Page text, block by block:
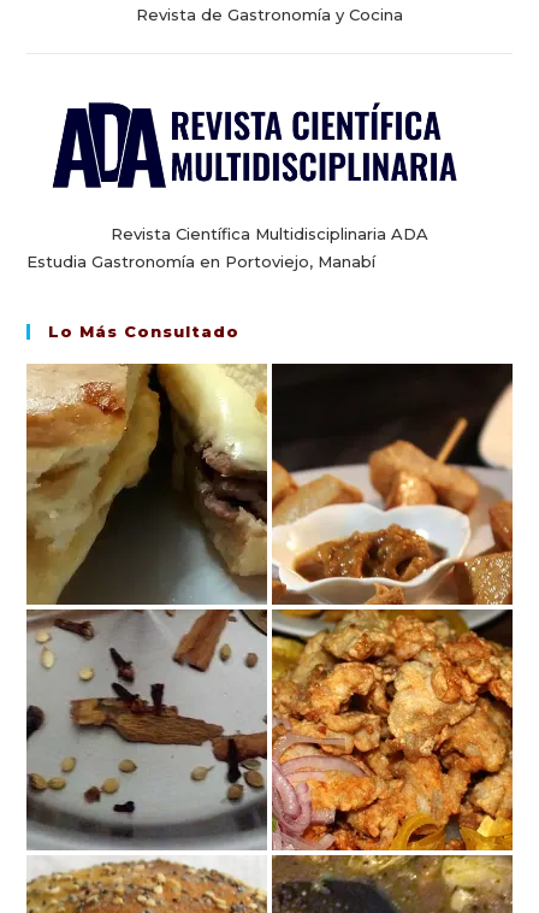
Revista de Gastronomía y Cocina
Revista Científica Multidisciplinaria ADA
Estudia Gastronomía en Portoviejo, Manabí
Lo Más Consultado